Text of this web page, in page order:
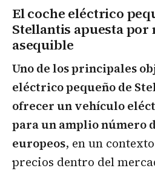
El coche eléctrico
Stellantis apuesta
asequible
Uno de los principales
eléctrico pequeño de
ofrecer un vehículo
para un amplio número
europeos, en un
precios dentro del